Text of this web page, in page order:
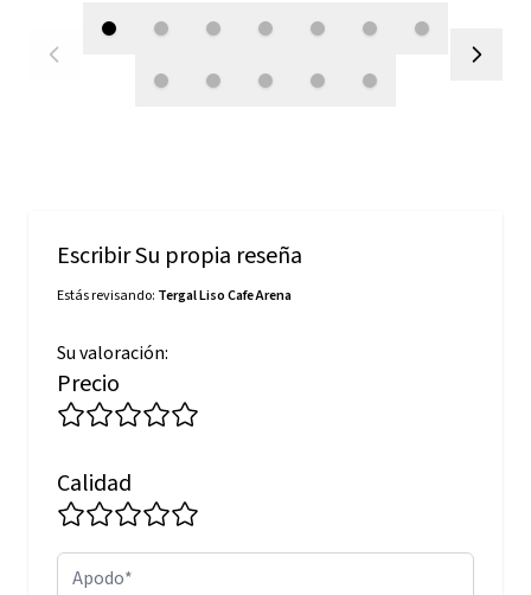
Escribir Su propia reseña
Estás revisando: Tergal Liso Cafe Arena
Su valoración:
Precio
Calidad
Apodo